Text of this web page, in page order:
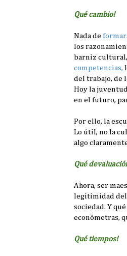
Qué cambio!
Nada de
los
barniz cultural,
competencias,
del trabajo, de
Hoy la
en el futuro,
Por ello, la
Lo útil, no la
algo
Qué
Ahora, ser
legitimidad del
sociedad. Y
económetras,
Qué tiempos!